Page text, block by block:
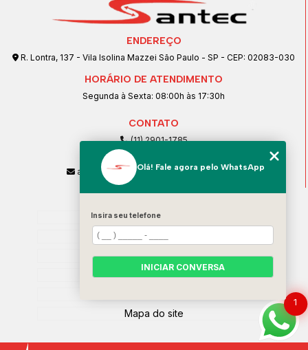
ENDEREÇO
R. Lontra, 137 - Vila Isolina Mazzei São Paulo - SP - CEP: 02083-030
HORÁRIO DE ATENDIMENTO
Segunda à Sexta: 08:00h às 17:30h
CONTATO
(11) 2901-1785
(11) 99239-1832
atendimento@santeccopiadoras.com.br
Home
Empresa
SERVIÇOS
Contato
Mapa do site
1
Olá! Fale agora pelo WhatsApp
Insira seu telefone
INICIAR CONVERSA